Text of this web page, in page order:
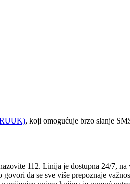
, koji omogućuje brzo slanje
112. Linija je dostupna 24/7,
da se sve više prepoznaje